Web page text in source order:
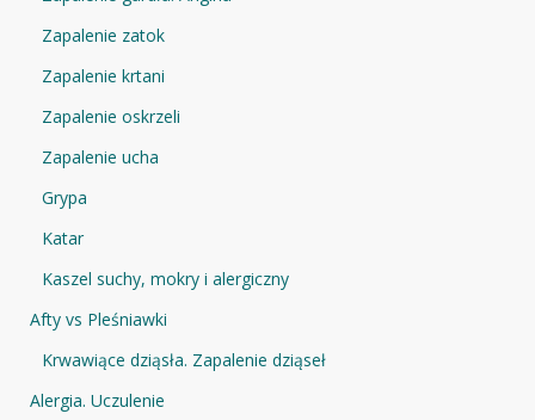
Zapalenie zatok
Zapalenie krtani
Zapalenie oskrzeli
Zapalenie ucha
Grypa
Katar
Kaszel suchy, mokry i alergiczny
Afty vs Pleśniawki
Krwawiące dziąsła. Zapalenie dziąseł
Alergia. Uczulenie